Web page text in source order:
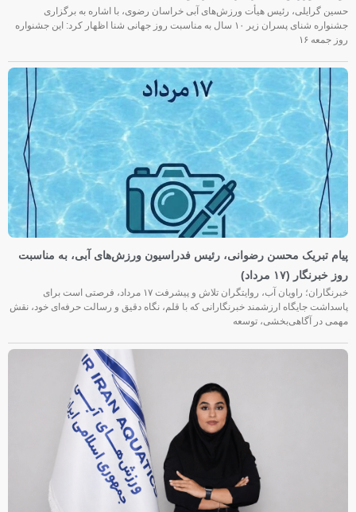
حسین گرایلی، رئیس هیأت ورزش‌های آبی خراسان رضوی، با اشاره به برگزاری
جشنواره شنای پسران زیر ۱۰ سال به مناسبت روز جهانی شنا اظهار کرد: این جشنواره
روز جمعه‌ ۱۶
پیام تبریک محسن رضوانی، رئیس فدراسیون ورزش‌های آبی، به مناسبت
روز خبرنگار (۱۷ مرداد)
خبرنگاران؛ راویان آب، روایتگران تلاش و پیشرفت ۱۷ مرداد، فرصتی است برای
پاسداشت جایگاه ارزشمند خبرنگارانی که با قلم، نگاه دقیق و رسالت حرفه‌ای خود، نقش
مهمی در آگاهی‌بخشی، توسعه